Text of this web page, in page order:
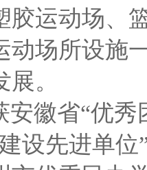
胶运动场、
动场所设施
。
安徽省“优
设先进单